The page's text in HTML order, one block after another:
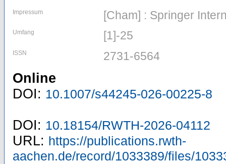
Impressum [Cham] : Springer
Umfang [1]-25
ISSN 2731-6564
Online
DOI: 10.1007/s44245-026-00225-8
DOI: 10.18154/RWTH-2026-04112
URL: https://publications.rwth-
aachen.de/record/1033389/files/